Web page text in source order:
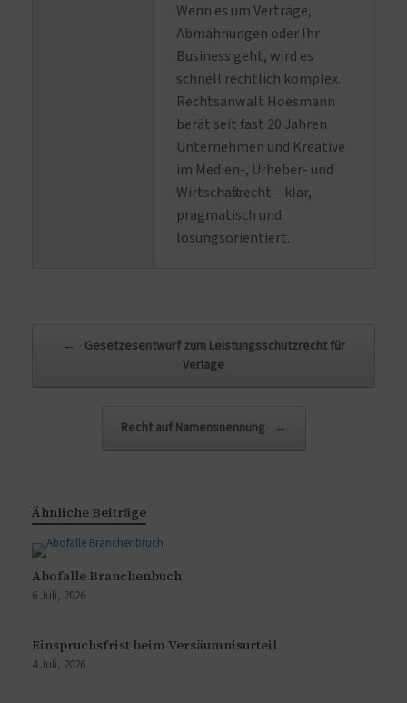
Wenn es um Verträge,
Abmahnungen oder Ihr
Business geht, wird es
schnell rechtlich komplex.
Rechtsanwalt Hoesmann
berät seit fast 20 Jahren
Unternehmen und Kreative
im Medien-, Urheber- und
Wirtschaftsrecht – klar,
pragmatisch und
lösungsorientiert.
←
Gesetzesentwurf zum Leistungsschutzrecht für
Verlage
Recht auf Namensnennung →
Ähnliche Beiträge
Abofalle Branchenbuch
6 Juli, 2026
Einspruchsfrist beim Versäumnisurteil
4 Juli, 2026